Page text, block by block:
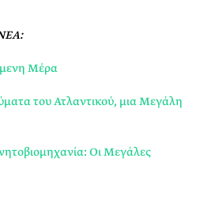
Μέρα
του Ατλαντικού, μια Μεγάλη
Οι Μεγάλες